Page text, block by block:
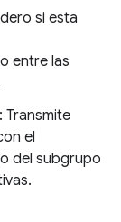
si esta
entre las
: Transmite
el
del subgrupo